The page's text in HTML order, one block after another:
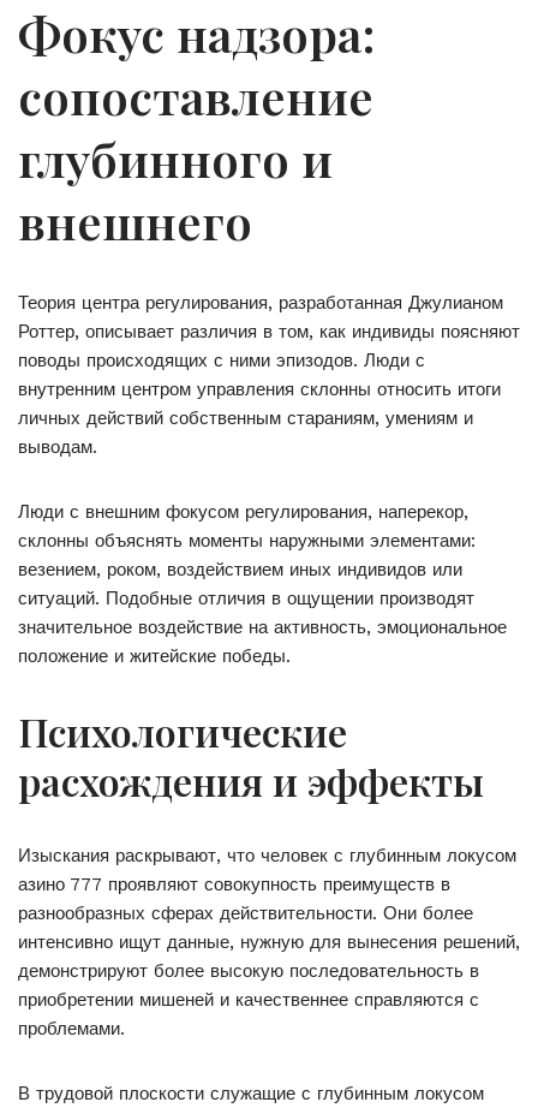
Фокус надзора:
сопоставление
глубинного и
внешнего
Теория центра регулирования, разработанная Джулианом
Роттер, описывает различия в том, как индивиды поясняют
поводы происходящих с ними эпизодов. Люди с
внутренним центром управления склонны относить итоги
личных действий собственным стараниям, умениям и
выводам.
Люди с внешним фокусом регулирования, наперекор,
склонны объяснять моменты наружными элементами:
везением, роком, воздействием иных индивидов или
ситуаций. Подобные отличия в ощущении производят
значительное воздействие на активность, эмоциональное
положение и житейские победы.
Психологические
расхождения и эффекты
Изыскания раскрывают, что человек с глубинным локусом
азино 777 проявляют совокупность преимуществ в
разнообразных сферах действительности. Они более
интенсивно ищут данные, нужную для вынесения решений,
демонстрируют более высокую последовательность в
приобретении мишеней и качественнее справляются с
проблемами.
В трудовой плоскости служащие с глубинным локусом